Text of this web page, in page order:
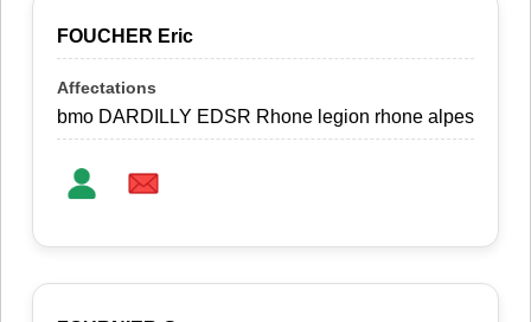
FOUCHER Eric
bmo DARDILLY EDSR Rhone legion rhone alpes